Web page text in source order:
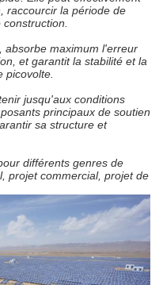
raccourcir la période de
absorbe maximum l'erreur
et garantit la stabilité et la
picovolte.
jusqu'aux conditions
principaux de soutien
sa structure et
différents genres de
projet commercial, projet de